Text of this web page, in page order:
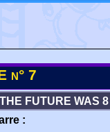
n° 7
FUTURE WAS
: